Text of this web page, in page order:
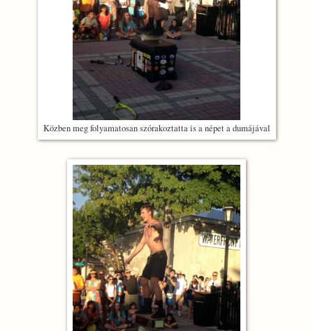
Közben meg folyamatosan szórakoztatta is a népet a dumájával